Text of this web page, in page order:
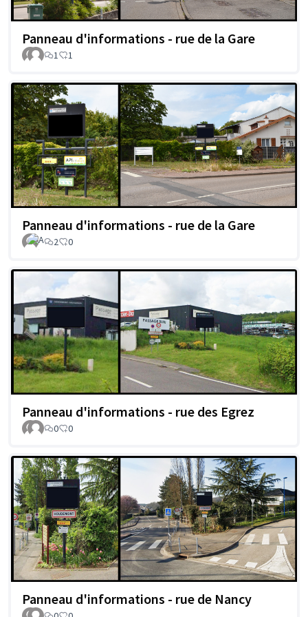
Panneau d'informations - rue de la Gare
1 1
Panneau d'informations - rue de la Gare
2 0
Panneau d'informations - rue des Egrez
0 0
Panneau d'informations - rue de Nancy